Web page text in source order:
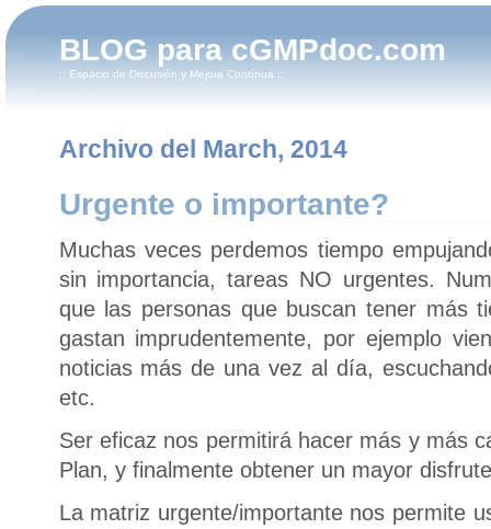
BLOG para cGMPdoc.com
:: Espacio de Discusión y Mejora Contínua ::
Archivo del March, 2014
Urgente o importante?
Muchas veces perdemos tiempo
sin importancia, tareas NO urgentes.
que las personas que buscan tener más
gastan imprudentemente, por ejemplo
noticias más de una vez al día,
etc.
Ser eficaz nos permitirá hacer más y más
Plan, y finalmente obtener un mayor
La matriz urgente/importante nos permite